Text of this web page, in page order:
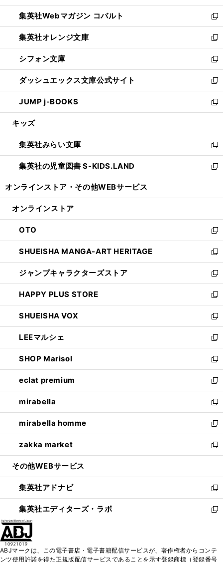
開
く
ウ
で
開
く
ン
ド
ウ
で
開
く
ウ
ィ
ン
ド
ウ
で
開
く
集英社Webマガジン コバルト
新
し
い
ウ
ィ
ン
ド
ウ
で
開
集英社オレンジ文庫
新
し
い
ウ
ィ
ン
ド
ウ
開
く
シフォン文庫
新
し
い
ウ
ィ
ン
ウ
で
開
く
ダッシュエックス文庫公式サイト
新
し
い
ウ
ン
ド
ウ
で
JUMP j-BOOKS
新
し
ウ
ィ
ン
ド
開
キッズ
集英社みらい文庫
新
し
い
ン
ウ
で
開
く
集英社の児童図書 S-KIDS.LAND
新
ウ
ン
ド
ウ
で
開
く
オンラインストア・ その他WEBサービス
オンラインストア
OTO
新
し
い
ウ
ィ
ン
ド
ウ
で
開
く
SHUEISHA MANGA-ART HERITAGE
新
し
い
ウ
ィ
ン
ド
ウ
で
開
く
ジャンプキャラクターズストア
新
し
い
ウ
ィ
ン
ド
ウ
で
開
く
HAPPY PLUS STORE
新
し
い
ウ
ィ
ン
ド
ウ
で
開
く
SHUEISHA VOX
新
し
い
ウ
ィ
ン
ド
ウ
で
開
く
LEEマルシェ
新
し
い
ウ
ィ
ン
ド
ウ
で
開
く
SHOP Marisol
新
し
い
ウ
ィ
ン
ド
ウ
で
開
eclat premium
新
し
い
ウ
ィ
ン
ド
ウ
開
く
mirabella
新
し
い
ウ
ィ
ン
ウ
で
開
く
mirabella homme
新
し
い
ウ
ン
ド
ウ
で
zakka market
新
し
ウ
ィ
ン
ド
く
その他WEBサービス
集英社アドナビ
新
し
い
ド
集英社エディターズ・ラボ
新
ィ
ABJマークは、この電子書店・電子書籍配信サービスが、著作権者からコンテ
ンツ使用許諾を得た正規版配信サービスであることを示す登録商標（登録番号